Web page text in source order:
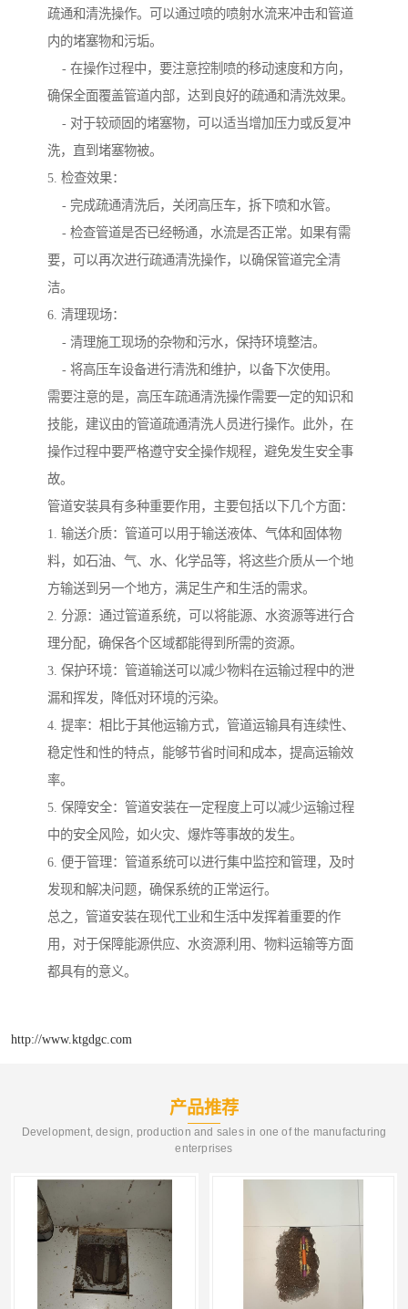
疏通和清洗操作。可以通过喷的喷射水流来冲击和管道
内的堵塞物和污垢。
- 在操作过程中，要注意控制喷的移动速度和方向，
确保全面覆盖管道内部，达到良好的疏通和清洗效果。
- 对于较顽固的堵塞物，可以适当增加压力或反复冲
洗，直到堵塞物被。
5. 检查效果：
- 完成疏通清洗后，关闭高压车，拆下喷和水管。
- 检查管道是否已经畅通，水流是否正常。如果有需
要，可以再次进行疏通清洗操作，以确保管道完全清
洁。
6. 清理现场：
- 清理施工现场的杂物和污水，保持环境整洁。
- 将高压车设备进行清洗和维护，以备下次使用。
需要注意的是，高压车疏通清洗操作需要一定的知识和
技能，建议由的管道疏通清洗人员进行操作。此外，在
操作过程中要严格遵守安全操作规程，避免发生安全事
故。
管道安装具有多种重要作用，主要包括以下几个方面：
1. 输送介质：管道可以用于输送液体、气体和固体物
料，如石油、气、水、化学品等，将这些介质从一个地
方输送到另一个地方，满足生产和生活的需求。
2. 分源：通过管道系统，可以将能源、水资源等进行合
理分配，确保各个区域都能得到所需的资源。
3. 保护环境：管道输送可以减少物料在运输过程中的泄
漏和挥发，降低对环境的污染。
4. 提率：相比于其他运输方式，管道运输具有连续性、
稳定性和性的特点，能够节省时间和成本，提高运输效
率。
5. 保障安全：管道安装在一定程度上可以减少运输过程
中的安全风险，如火灾、爆炸等事故的发生。
6. 便于管理：管道系统可以进行集中监控和管理，及时
发现和解决问题，确保系统的正常运行。
总之，管道安装在现代工业和生活中发挥着重要的作
用，对于保障能源供应、水资源利用、物料运输等方面
都具有的意义。
http://www.ktgdgc.com
产品推荐
Development, design, production and sales in one of the manufacturing
enterprises